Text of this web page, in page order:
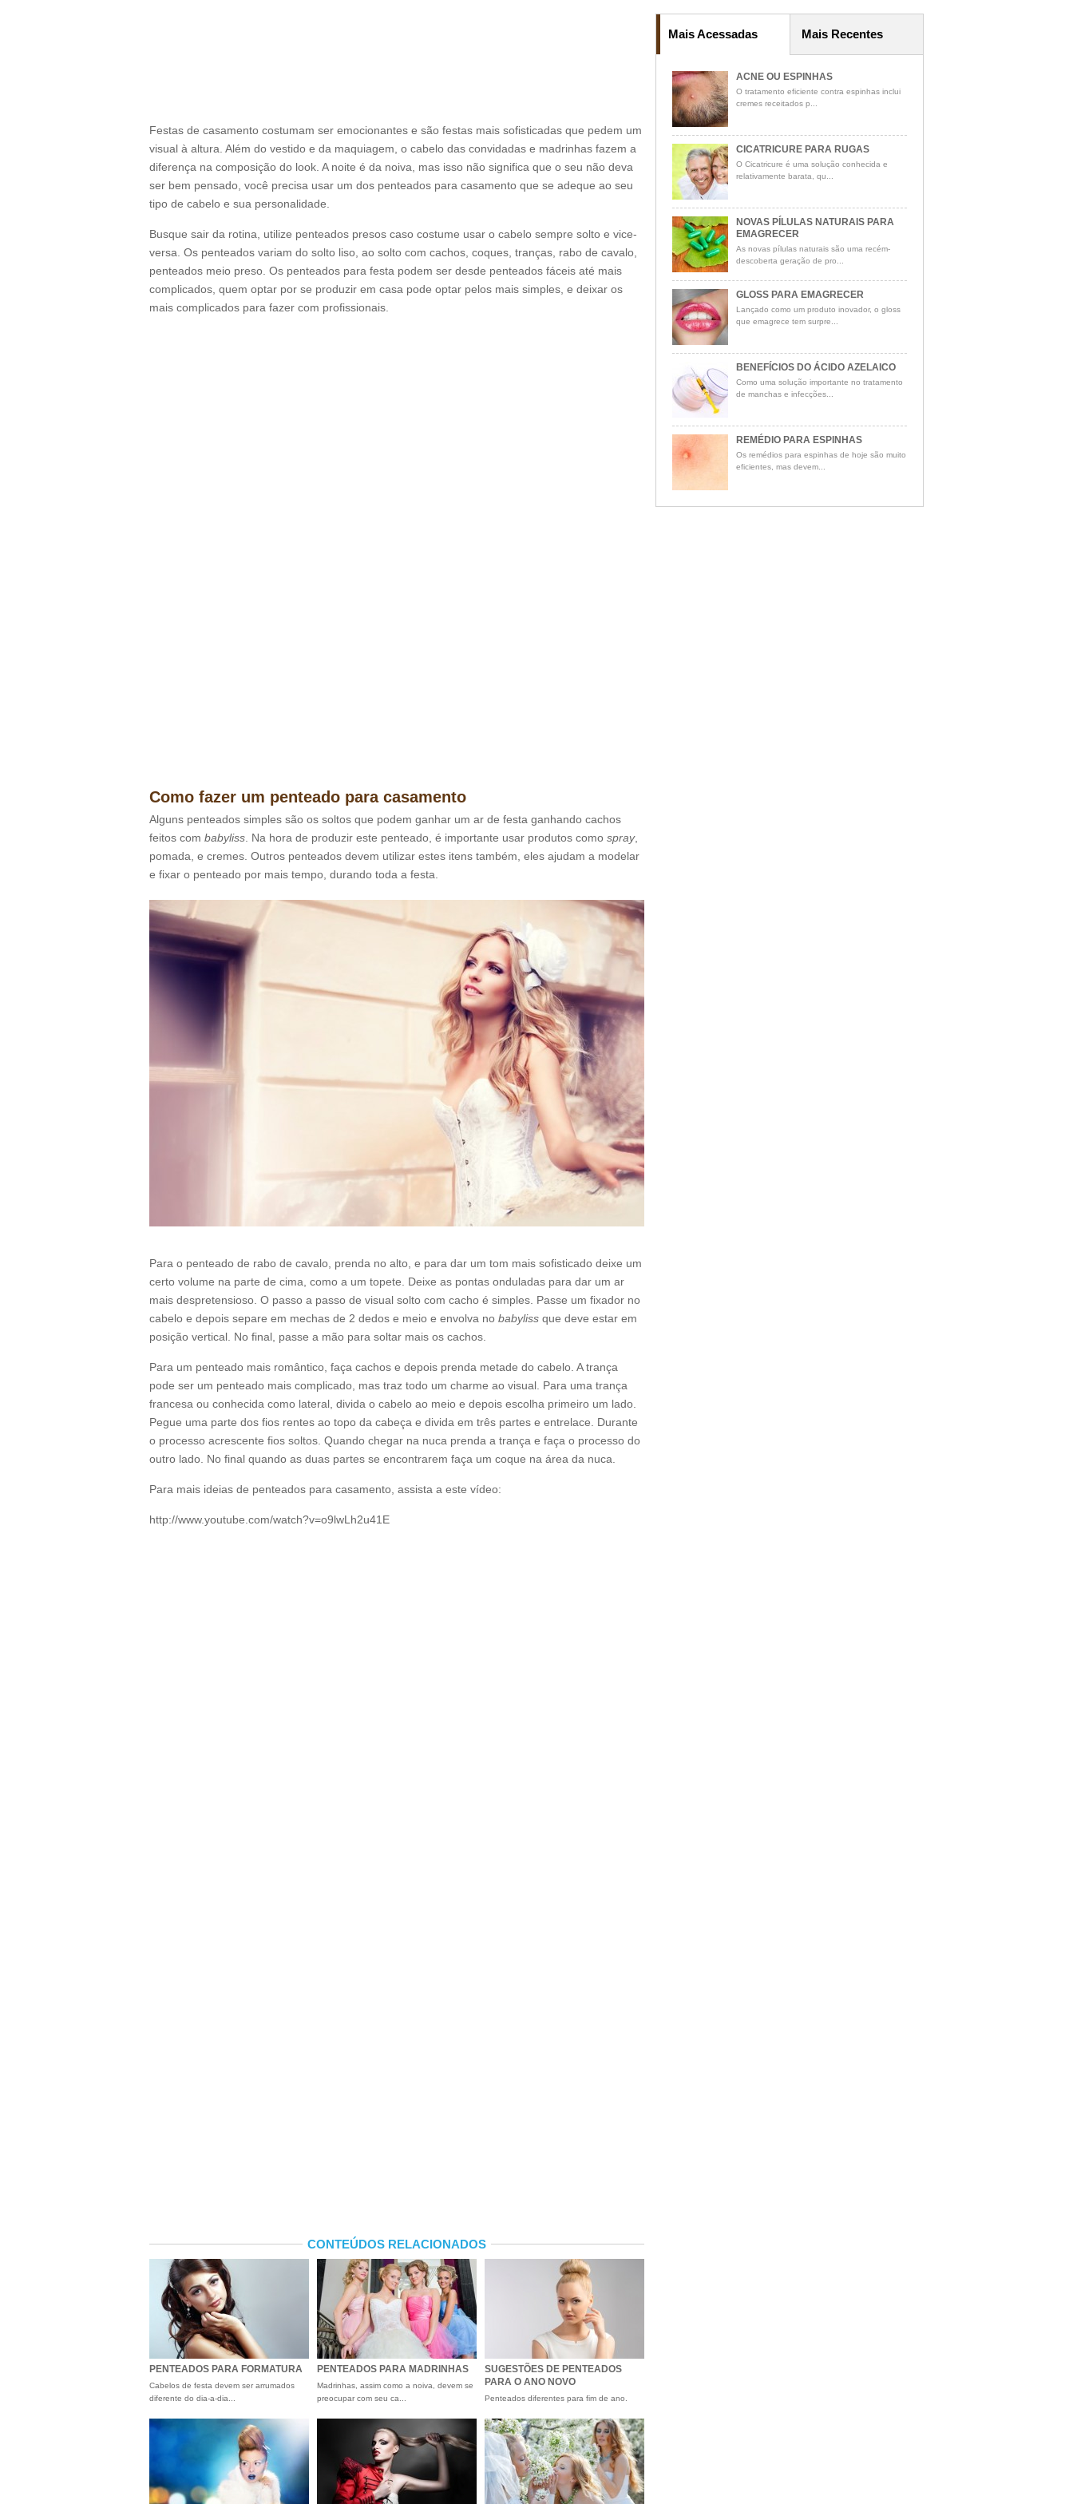
Festas de casamento costumam ser emocionantes e são festas mais sofisticadas que pedem um
visual à altura. Além do vestido e da maquiagem, o cabelo das convidadas e madrinhas fazem a
diferença na composição do look. A noite é da noiva, mas isso não significa que o seu não deva
ser bem pensado, você precisa usar um dos penteados para casamento que se adeque ao seu
tipo de cabelo e sua personalidade.
Busque sair da rotina, utilize penteados presos caso costume usar o cabelo sempre solto e vice-
versa. Os penteados variam do solto liso, ao solto com cachos, coques, tranças, rabo de cavalo,
penteados meio preso. Os penteados para festa podem ser desde penteados fáceis até mais
complicados, quem optar por se produzir em casa pode optar pelos mais simples, e deixar os
mais complicados para fazer com profissionais.
Como fazer um penteado para casamento
Alguns penteados simples são os soltos que podem ganhar um ar de festa ganhando cachos
feitos com babyliss . Na hora de produzir este penteado, é importante usar produtos como spray,
pomada, e cremes. Outros penteados devem utilizar estes itens também, eles ajudam a modelar
e fixar o penteado por mais tempo, durando toda a festa.
Para o penteado de rabo de cavalo, prenda no alto, e para dar um tom mais sofisticado deixe um
certo volume na parte de cima, como a um topete. Deixe as pontas onduladas para dar um ar
mais despretensioso. O passo a passo de visual solto com cacho é simples. Passe um fixador no
cabelo e depois separe em mechas de 2 dedos e meio e envolva no babyliss que deve estar em
posição vertical. No final, passe a mão para soltar mais os cachos.
Para um penteado mais romântico, faça cachos e depois prenda metade do cabelo. A trança
pode ser um penteado mais complicado, mas traz todo um charme ao visual. Para uma trança
francesa ou conhecida como lateral, divida o cabelo ao meio e depois escolha primeiro um lado.
Pegue uma parte dos fios rentes ao topo da cabeça e divida em três partes e entrelace. Durante
o processo acrescente fios soltos. Quando chegar na nuca prenda a trança e faça o processo do
outro lado. No final quando as duas partes se encontrarem faça um coque na área da nuca.
Para mais ideias de penteados para casamento, assista a este vídeo:
http://www.youtube.com/watch?v=o9lwLh2u41E
CONTEÚDOS RELACIONADOS
PENTEADOS PARA FORMATURA
Cabelos de festa devem ser arrumados
diferente do dia-a-dia...
PENTEADOS PARA MADRINHAS
Madrinhas, assim como a noiva, devem se
preocupar com seu ca...
SUGESTÕES DE PENTEADOS
PARA O ANO NOVO
Penteados diferentes para fim de ano.
Mais Acessadas Mais Recentes
ACNE OU ESPINHAS
O tratamento eficiente contra espinhas inclui
cremes receitados p...
CICATRICURE PARA RUGAS
O Cicatricure é uma solução conhecida e
relativamente barata, qu...
NOVAS PÍLULAS NATURAIS PARA
EMAGRECER
As novas pílulas naturais são uma recém-
descoberta geração de pro...
GLOSS PARA EMAGRECER
Lançado como um produto inovador, o gloss
que emagrece tem surpre...
BENEFÍCIOS DO ÁCIDO AZELAICO
Como uma solução importante no tratamento
de manchas e infecções...
REMÉDIO PARA ESPINHAS
Os remédios para espinhas de hoje são muito
eficientes, mas devem...